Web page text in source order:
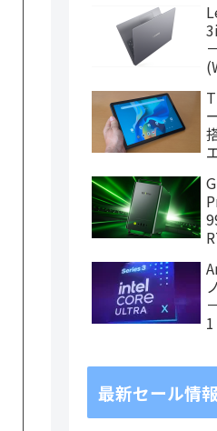
最新セール情報